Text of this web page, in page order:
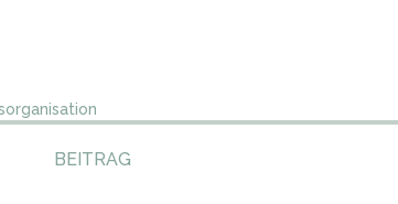
BEITRAG